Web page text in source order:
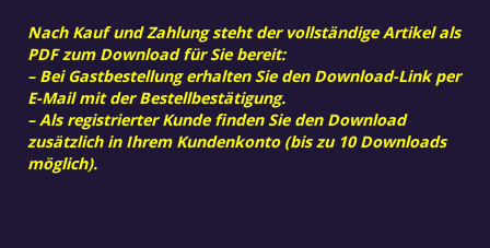
Nach Kauf und Zahlung steht der vollständige Artikel als
PDF zum Download für Sie bereit:
– Bei Gastbestellung erhalten Sie den Download-Link per
E-Mail mit der Bestellbestätigung.
– Als registrierter Kunde finden Sie den Download
zusätzlich in Ihrem Kundenkonto (bis zu 10 Downloads
möglich).